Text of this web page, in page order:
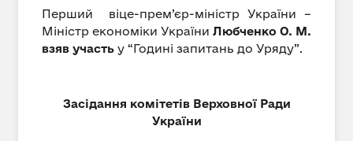
Перший віце-прем’єр-міністр України –
Міністр економіки України Любченко О. М.
взяв участь у “Годині запитань до Уряду”.
Засідання комітетів Верховної Ради
України